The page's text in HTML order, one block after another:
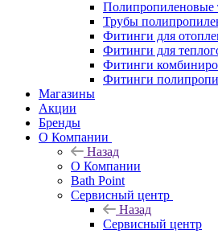
Полипропиленовые
Трубы
Фитинги для
Фитинги для
Фитинги
Фитинги
Магазины
Акции
Бренды
О Компании
Назад
О Компании
Bath Point
Сервисный центр
Назад
Сервисный центр